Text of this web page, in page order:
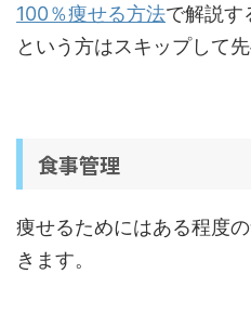
100％痩せる方法で解説す
という方はスキップして
食事管理
痩せるためにはある程度
きます。